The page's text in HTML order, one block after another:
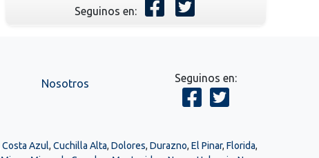
Seguinos en:
Nosotros Seguinos en:
Costa Azul, Cuchilla Alta, Dolores, Durazno, El Pinar, Florida,